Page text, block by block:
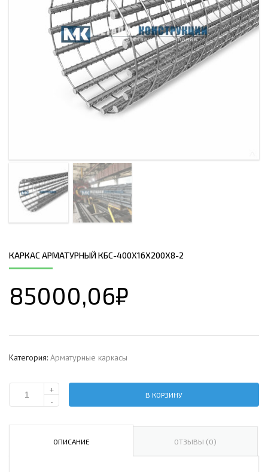
КАРКАС АРМАТУРНЫЙ КБС-400Х16Х200Х8-2
85000,06₽
Категория: Арматурные каркасы
Количество
арматурный
КБС-400х16х200х8-
+
-
В КОРЗИНУ
ОПИСАНИЕ ОТЗЫВЫ (0)